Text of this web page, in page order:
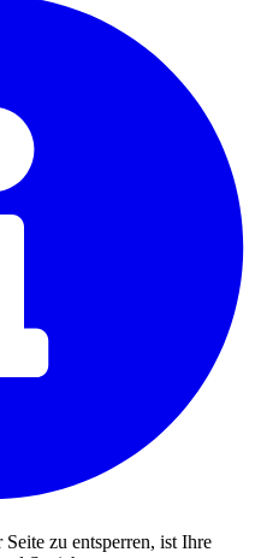
zu entsperren, ist Ihre